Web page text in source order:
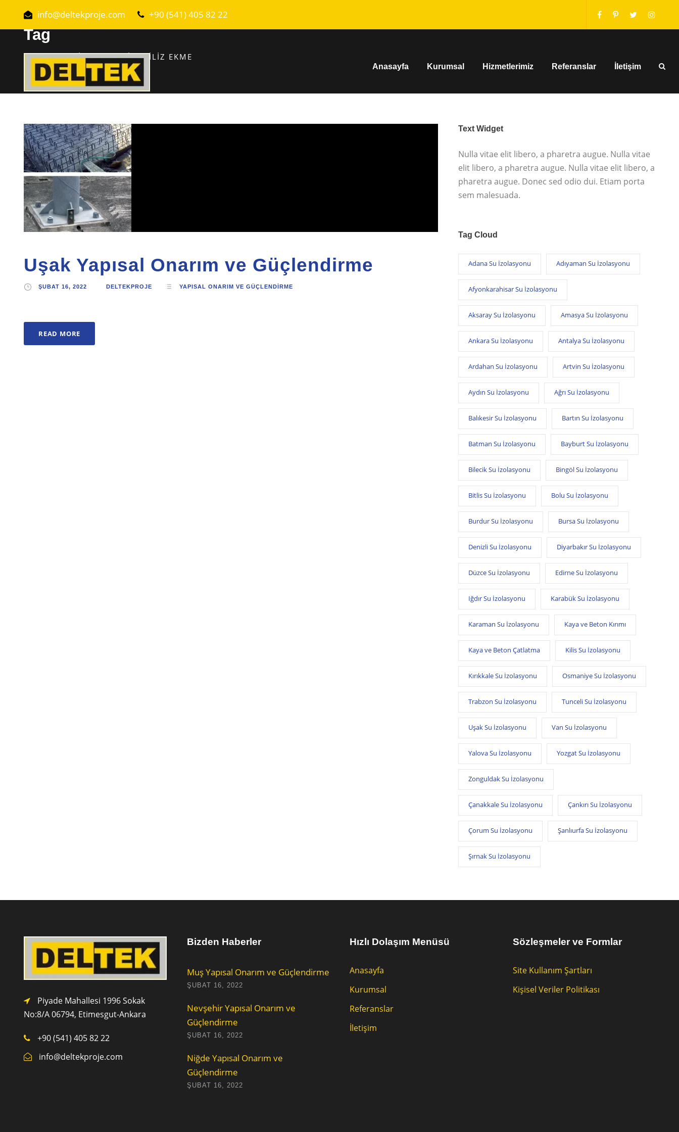
info@deltekproje.com +90 (541) 405 82 22
Anasayfa Kurumsal Hizmetlerimiz Referanslar İletişim
Tag
UŞAK EPOKSI HARÇLAR ILE FILIZ EKME
Uşak Yapısal Onarım ve Güçlendirme
ŞUBAT 16, 2022 DELTEKPROJE YAPISAL ONARIM VE GÜÇLENDIRME
READ MORE
Text Widget
Nulla vitae elit libero, a pharetra augue. Nulla vitae
elit libero, a pharetra augue. Nulla vitae elit libero, a
pharetra augue. Donec sed odio dui. Etiam porta
sem malesuada.
Tag Cloud
Adana Su İzolasyonu Adıyaman Su İzolasyonu
Afyonkarahisar Su İzolasyonu
Aksaray Su İzolasyonu Amasya Su İzolasyonu
Ankara Su İzolasyonu Antalya Su İzolasyonu
Ardahan Su İzolasyonu Artvin Su İzolasyonu
Aydın Su İzolasyonu Ağrı Su İzolasyonu
Balıkesir Su İzolasyonu Bartın Su İzolasyonu
Batman Su İzolasyonu Bayburt Su İzolasyonu
Bilecik Su İzolasyonu Bingöl Su İzolasyonu
Bitlis Su İzolasyonu Bolu Su İzolasyonu
Burdur Su İzolasyonu Bursa Su İzolasyonu
Denizli Su İzolasyonu Diyarbakır Su İzolasyonu
Düzce Su İzolasyonu Edirne Su İzolasyonu
Iğdır Su İzolasyonu Karabük Su İzolasyonu
Karaman Su İzolasyonu Kaya ve Beton Kırımı
Kaya ve Beton Çatlatma Kilis Su İzolasyonu
Kırıkkale Su İzolasyonu Osmaniye Su İzolasyonu
Trabzon Su İzolasyonu Tunceli Su İzolasyonu
Uşak Su İzolasyonu Van Su İzolasyonu
Yalova Su İzolasyonu Yozgat Su İzolasyonu
Zonguldak Su İzolasyonu
Çanakkale Su İzolasyonu Çankırı Su İzolasyonu
Çorum Su İzolasyonu Şanlıurfa Su İzolasyonu
Şırnak Su İzolasyonu
Piyade Mahallesi 1996 Sokak
No:8/A 06794, Etimesgut-Ankara
+90 (541) 405 82 22
info@deltekproje.com
Bizden Haberler
Muş Yapısal Onarım ve Güçlendirme
ŞUBAT 16, 2022
Nevşehir Yapısal Onarım ve
Güçlendirme
ŞUBAT 16, 2022
Niğde Yapısal Onarım ve
Güçlendirme
ŞUBAT 16, 2022
Hızlı Dolaşım Menüsü
Anasayfa
Kurumsal
Referanslar
İletişim
Sözleşmeler ve Formlar
Site Kullanım Şartları
Kişisel Veriler Politikası